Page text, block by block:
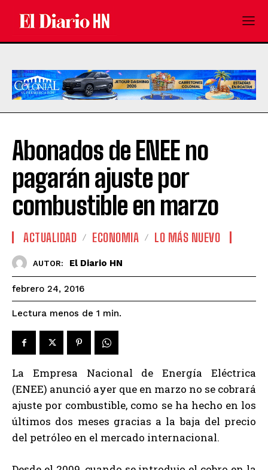
Abonados de ENEE no
pagarán ajuste por
combustible en marzo
ACTUALIDAD ECONOMIA LO MÁS NUEVO
AUTOR: El Diario HN
febrero 24, 2016
Lectura menos de 1 min.
La Empresa Nacional de Energía Eléctrica
(ENEE) anunció ayer que en marzo no se cobrará
ajuste por combustible, como se ha hecho en los
últimos dos meses gracias a la baja del precio
del petróleo en el mercado internacional.